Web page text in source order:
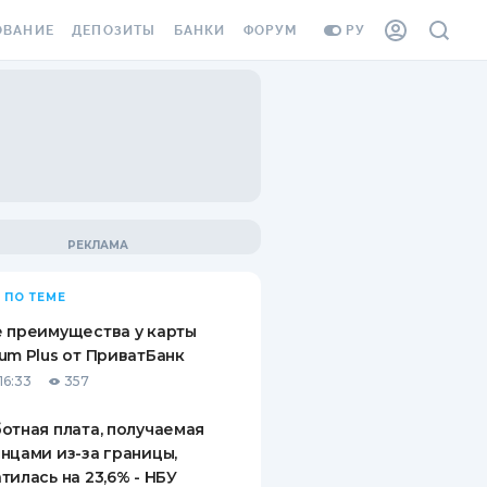
РУ
ВИНЬЕТКА
СОТРУДНИКОВ
ОТ
СЛУЧАЕВ
ДЕПОЗИТЫ
ВОПРОСЫ И ОТВЕТЫ
ПУТЕВОДИТЕЛИ ПО
БАНКИ ФОРУМ
ПО ТЕМЕ
преимущества у карты
Plus от ПриватБанк
357
плата, получаемая
из-за границы,
на 23,6% - НБУ